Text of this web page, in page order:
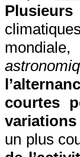
courtes
variations
un plus